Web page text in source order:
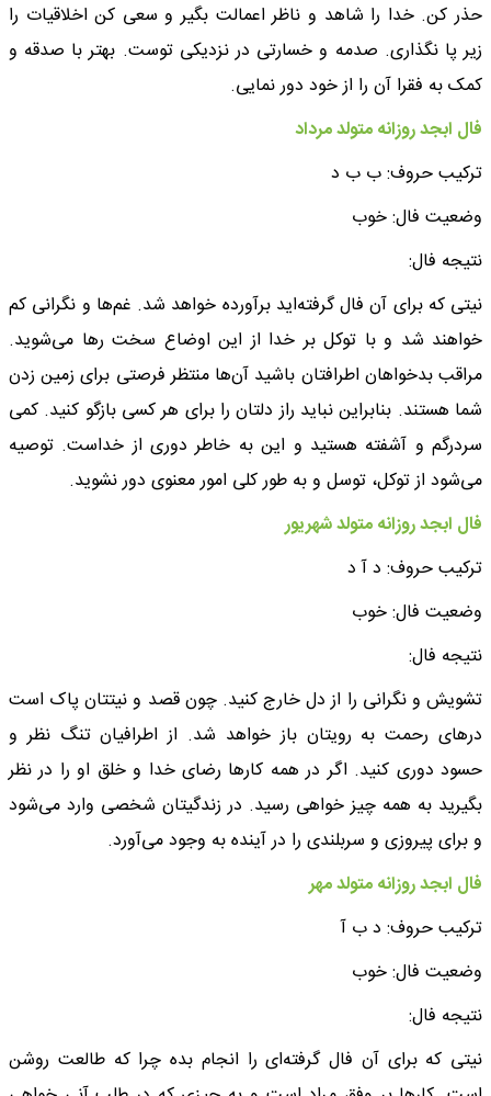
حذر کن. خدا را شاهد و ناظر اعمالت بگیر و سعی کن اخلاقیات را
زیر پا نگذاری. صدمه و خسارتی در نزدیکی توست. بهتر با صدقه و
کمک به فقرا آن را از خود دور نمایی.
فال ابجد روزانه متولد مرداد
ترکیب حروف: ب ب د
وضعیت فال: خوب
نتیجه فال:
نیتی که برای آن فال گرفته‌اید برآورده خواهد شد. غم‌ها و نگرانی کم
خواهند شد و با توکل بر خدا از این اوضاع سخت رها می‌شوید.
مراقب بدخواهان اطرافتان باشید آن‌ها منتظر فرصتی برای زمین زدن
شما هستند. بنابراین نباید راز دلتان را برای هر کسی بازگو کنید. کمی
سردرگم و آشفته هستید و این به خاطر دوری از خداست. توصیه
می‌شود از توکل، توسل و به طور کلی امور معنوی دور نشوید.
فال ابجد روزانه متولد شهریور
ترکیب حروف: د آ د
وضعیت فال: خوب
نتیجه فال:
تشویش و نگرانی را از دل خارج کنید. چون قصد و نیتتان پاک است
درهای رحمت به رویتان باز خواهد شد. از اطرافیان تنگ نظر و
حسود دوری کنید. اگر در همه کارها رضای خدا و خلق او را در نظر
بگیرید به همه چیز خواهی رسید. در زندگیتان شخصی وارد می‌شود
و برای پیروزی و سربلندی را در آینده به وجود می‌آورد.
فال ابجد روزانه متولد مهر
ترکیب حروف: د ب آ
وضعیت فال: خوب
نتیجه فال:
نیتی که برای آن فال گرفته‌ای را انجام بده چرا که طالعت روشن